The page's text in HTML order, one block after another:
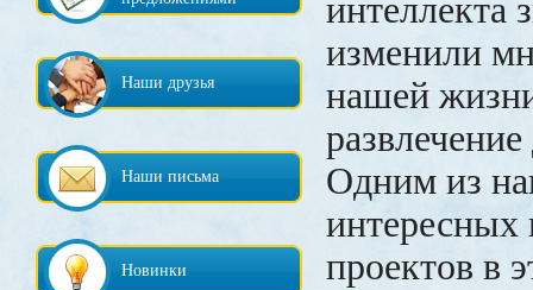
Наши друзья
Наши письма
Новинки
интеллекта
изменили
нашей
Одним из
проектов в